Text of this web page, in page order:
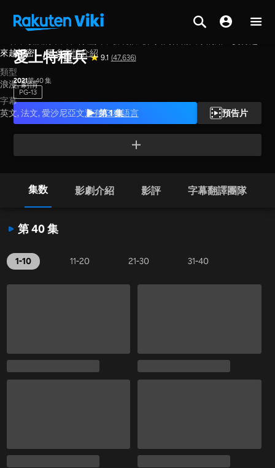
愛上特種兵 9.1 (47,636)
2021第 40 集
PG-13
第 1 集 預告片
來越親密。 更多劇情介紹
類型
浪漫,劇情
字幕
英文, 法文, 愛沙尼亞文還有 13 種語言
集数 影劇介紹 影評 字幕翻譯團隊
第 40 集
1-10 11-20 21-30 31-40